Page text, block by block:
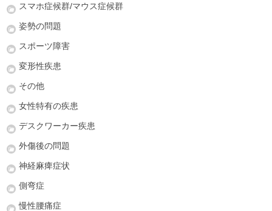
スマホ症候群/マウス症候群
姿勢の問題
スポーツ障害
変形性疾患
その他
女性特有の疾患
デスクワーカー疾患
外傷後の問題
神経麻痺症状
側弯症
慢性腰痛症